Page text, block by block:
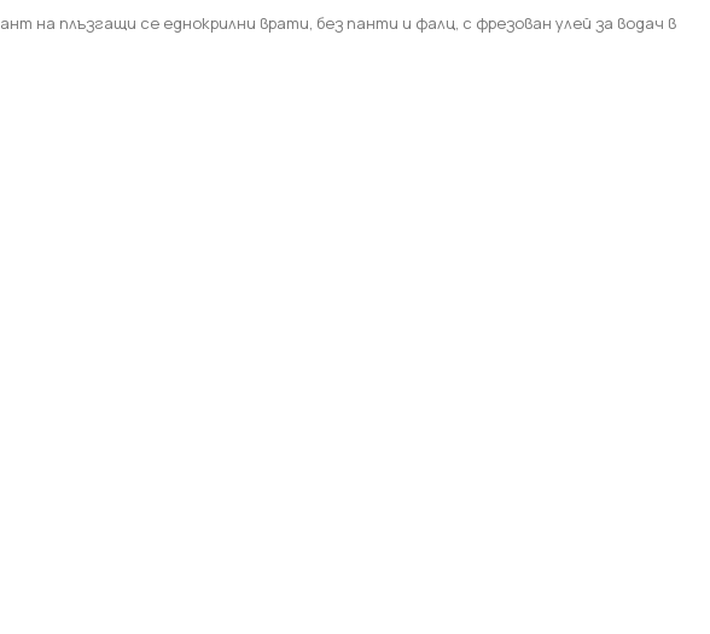
на плъзгащи се еднокрилни врати, без панти и фалц, с фрезован улей за водач в